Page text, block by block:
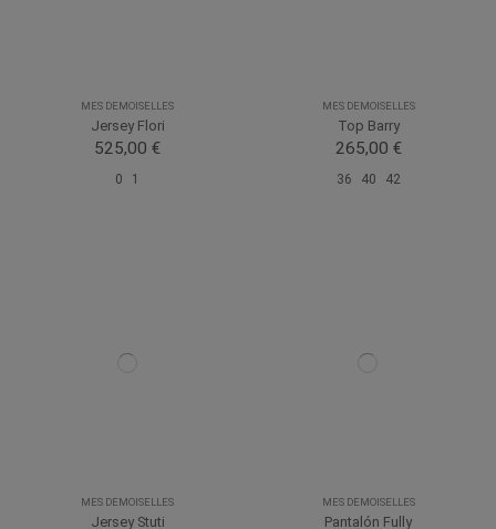
MES DEMOISELLES
Jersey Flori
525,00 €
0 1
MES DEMOISELLES
Top Barry
265,00 €
36 40 42
MES DEMOISELLES
Jersey Stuti
MES DEMOISELLES
Pantalón Fully